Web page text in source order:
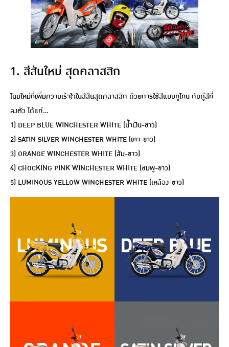
1. สีสันใหม่ สุดคลาสสิก
โฉมใหม่ที่เพิ่มความเร้าใจในสีสันสุดคลาสสิก ด้วยการใช้สีแบบทูโทน กับคู่สีที่
ลงตัว ได้แก่…
1) DEEP BLUE WINCHESTER WHITE (น้ำเงิน-ขาว)
2) SATIN SILVER WINCHESTER WHITE (เทา-ขาว)
3) ORANGE WINCHESTER WHITE (ส้ม-ขาว)
4) CHOCKING PINK WINCHESTER WHITE (ชมพู-ขาว)
5) LUMINOUS YELLOW WINCHESTER WHITE (เหลือง-ขาว)